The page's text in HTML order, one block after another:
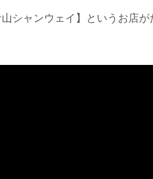
山シャンウェイ】というお店